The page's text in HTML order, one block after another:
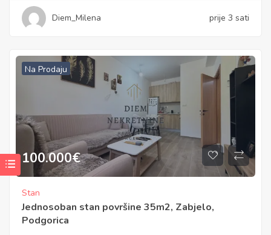
Diem_Milena prije 3 sati
Na Prodaju
100.000€
Stan
Jednosoban stan površine 35m2, Zabjelo,
Podgorica